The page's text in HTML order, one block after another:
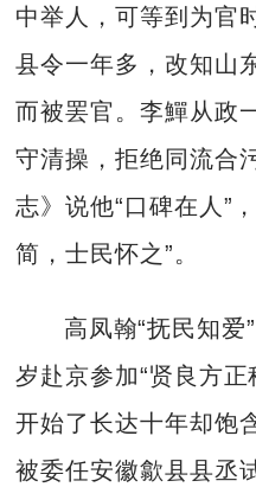
中举人，可等到为官
县令一年多，改知山
而被罢官。李鱓从政
守清操，拒绝同流合
志》说他“口碑在人”
简，士民怀之”。
高凤翰“抚民知
岁赴京参加“贤良方正
开始了长达十年却饱
被委任安徽歙县县丞